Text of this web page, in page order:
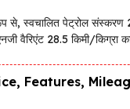
स्वचालित पेट्रोल संस्करण
वैरिएंट 28.5 किमी/किग्रा
Features,